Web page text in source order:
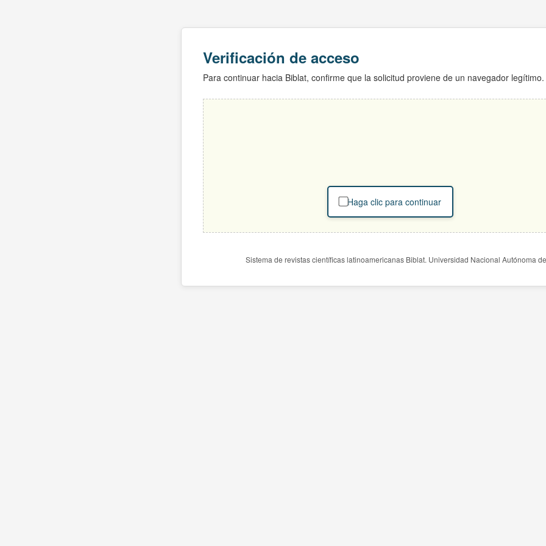
Verificación de acceso
Para continuar hacia Biblat, confirme que la solicitud proviene de un navegador legítimo.
Haga clic para continuar
Sistema de revistas científicas latinoamericanas Biblat. Universidad Nacional Autónoma